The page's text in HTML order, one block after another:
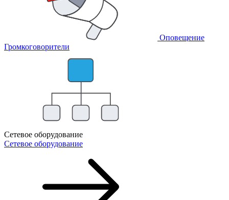
Оповещение
Громкоговорители
Сетевое оборудование
Сетевое оборудование